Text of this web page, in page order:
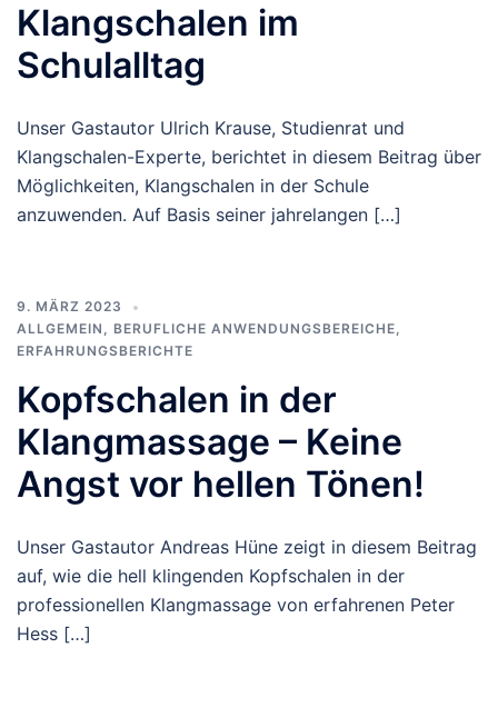
Klangschalen im
Schulalltag
Unser Gastautor Ulrich Krause, Studienrat und
Klangschalen-Experte, berichtet in diesem Beitrag über
Möglichkeiten, Klangschalen in der Schule
anzuwenden. Auf Basis seiner jahrelangen […]
9. MÄRZ 2023
ALLGEMEIN , BERUFLICHE ANWENDUNGSBEREICHE,
ERFAHRUNGSBERICHTE
Kopfschalen in der
Klangmassage – Keine
Angst vor hellen Tönen!
Unser Gastautor Andreas Hüne zeigt in diesem Beitrag
auf, wie die hell klingenden Kopfschalen in der
professionellen Klangmassage von erfahrenen Peter
Hess […]